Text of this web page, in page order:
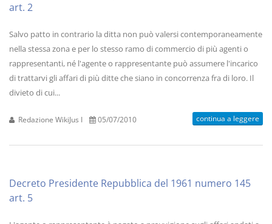
art. 2
Salvo patto in contrario la ditta non può valersi contemporaneamente
nella stessa zona e per lo stesso ramo di commercio di più agenti o
rappresentanti, né l'agente o rappresentante può assumere l'incarico
di trattarvi gli affari di più ditte che siano in concorrenza fra di loro. Il
divieto di cui...
Redazione WikiJus I 05/07/2010 continua a leggere
Decreto Presidente Repubblica del 1961 numero 145
art. 5